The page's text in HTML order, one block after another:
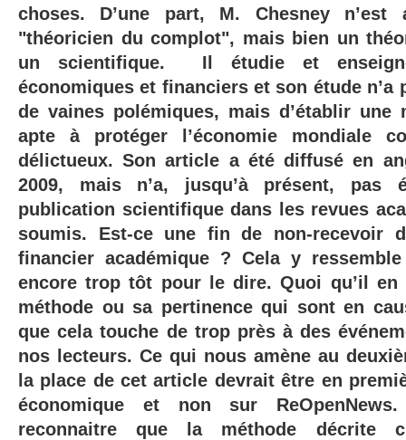
choses. D’une part, M. Chesney n’est
"théoricien du complot", mais bien un
un scientifique. Il étudie et
économiques et financiers et son étude n’a
de vaines polémiques, mais d’établir une
apte à protéger l’économie mondiale
délictueux. Son article a été diffusé en
2009, mais n’a, jusqu’à présent, pas
publication scientifique dans les revues
soumis. Est-ce une fin de non-recevoir
financier académique ? Cela y
encore trop tôt pour le dire. Quoi qu’il en
méthode ou sa pertinence qui sont en
que cela touche de trop près à des
nos lecteurs. Ce qui nous amène au
la place de cet article devrait être en
économique et non sur
reconnaitre que la méthode décrite